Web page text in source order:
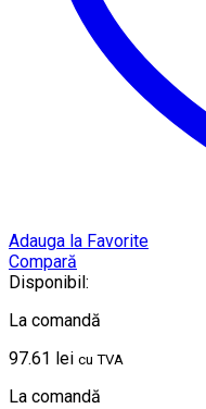
Adauga la Favorite
Compară
Disponibil:
La comandă
97.61 lei cu TVA
La comandă